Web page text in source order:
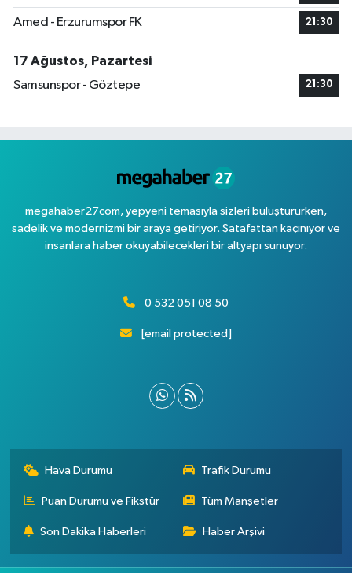
Amed - Erzurumspor FK 21:30
17 Ağustos, Pazartesi
Samsunspor - Göztepe
21:30
megahaber27com, yepyeni temasıyla sizleri buluştururken,
sadelik ve modernizmi bir araya getiriyor. Şatafattan kaçınıyor ve
insanlara haber okuyabilecekleri bir altyapı sunuyor.
0 532 051 08 50
[email protected]
Hava Durumu Trafik Durumu
Puan Durumu ve Fikstür Tüm Manşetler
Son Dakika Haberleri Haber Arşivi